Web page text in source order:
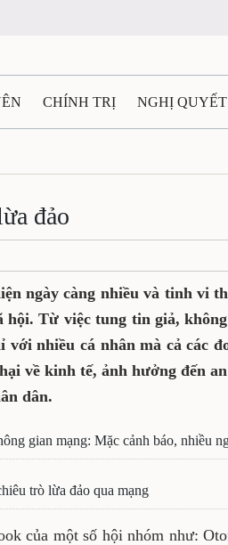
CHÍNH TRỊ NGHỊ QUYẾT
TÀI NGUYÊN - MÔI TRƯỜNG
THÁI NGUYÊN
đảo
ngày càng nhiều và tinh vi
hội. Từ việc tung tin giả,
với nhiều cá nhân mà cả các
về kinh tế, ảnh hưởng đến
dân.
gian mạng: Mặc cảnh báo, nhiều
trò lừa đảo qua mạng
của một số hội nhóm như: